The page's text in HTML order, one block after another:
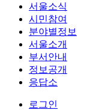
서울소식
시민참여
분야별정보
서울소개
부서안내
정보공개
응답소
로그인